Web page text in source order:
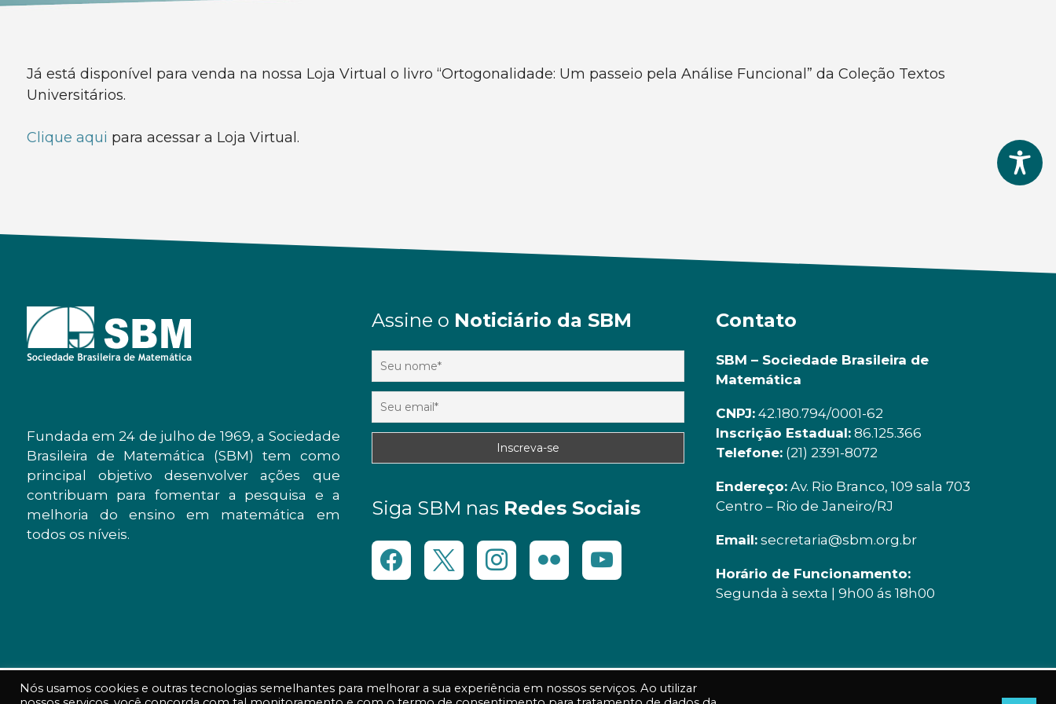
Já está disponível para venda na nossa Loja Virtual o livro “Ortogonalidade: Um passeio pela Análise Funcional” da Coleção Textos
Universitários.
Clique aqui para acessar a Loja Virtual.
Fundada em 24 de julho de 1969, a Sociedade
Brasileira de Matemática (SBM) tem como
principal objetivo desenvolver ações que
contribuam para fomentar a pesquisa e a
melhoria do ensino em matemática em
todos os níveis.
Assine o Noticiário da SBM
Siga SBM nas Redes Sociais
Contato
SBM – Sociedade Brasileira de
Matemática
CNPJ: 42.180.794/0001-62
Inscrição Estadual: 86.125.366
Telefone: (21) 2391-8072
Endereço: Av. Rio Branco, 109 sala 703
Centro – Rio de Janeiro/RJ
Email: secretaria@sbm.org.br
Horário de Funcionamento:
Segunda à sexta | 9h00 ás 18h00
Acessos a essa página: 1560
Nós usamos cookies e outras tecnologias semelhantes para melhorar a sua experiência em nossos serviços. Ao utilizar